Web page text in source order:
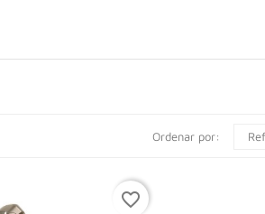
Ordenar por:
favorite_border